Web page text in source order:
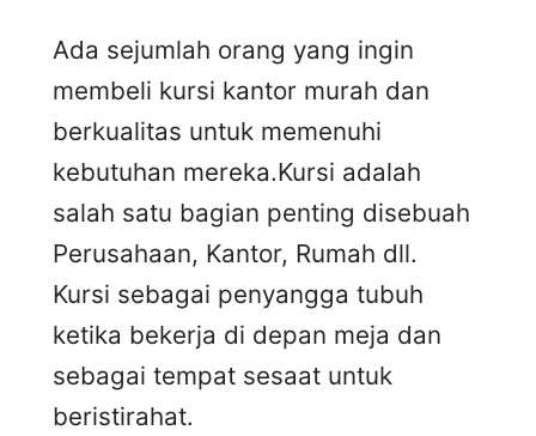
Ada sejumlah orang yang ingin
membeli kursi kantor murah dan
berkualitas untuk memenuhi
kebutuhan mereka.Kursi adalah
salah satu bagian penting disebuah
Perusahaan, Kantor, Rumah dll.
Kursi sebagai penyangga tubuh
ketika bekerja di depan meja dan
sebagai tempat sesaat untuk
beristirahat.